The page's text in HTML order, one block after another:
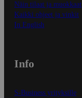
Näin tilaat ja muokkaat
Kaikki ohjeet ja vinkit
In English
Info
S-Business yrityksille